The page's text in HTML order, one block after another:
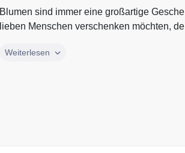
Blumen sind immer eine großartige
lieben Menschen verschenken möchten,
Blumen sind immer eine großartige
Weiterlesen